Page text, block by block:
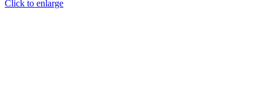
Click to enlarge